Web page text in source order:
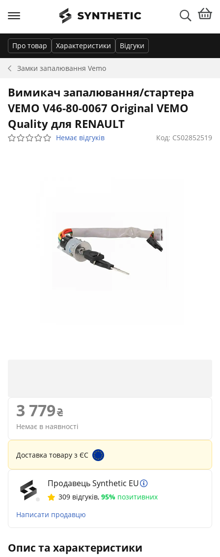
Замки запалювання Vemo
Про товар Характеристики Відгуки
Вимикач запалювання/стартера
VEMO V46-80-0067 Original VEMO
Quality для RENAULT
Немає відгуків Код: CS02852519
3 779
Немає в наявності
Доставка товару з ЄС
Продавець Synthetic EU
309 відгуків, 95% позитивних
Написати продавцю
Опис та характеристики